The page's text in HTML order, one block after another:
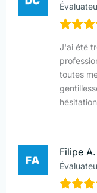
J'ai été
toutes
Filipe A.